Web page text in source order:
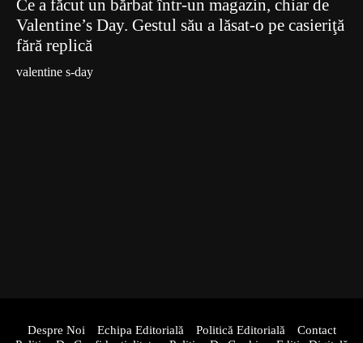
Ce a făcut un bărbat într-un magazin, chiar de
Valentine’s Day. Gestul său a lăsat-o pe casieriţă
fără replică
valentine s-day
Despre Noi Echipa Editorială Politică Editorială
Contact